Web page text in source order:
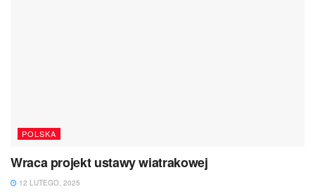
POLSKA
Wraca projekt ustawy wiatrakowej
12 LUTEGO, 2025